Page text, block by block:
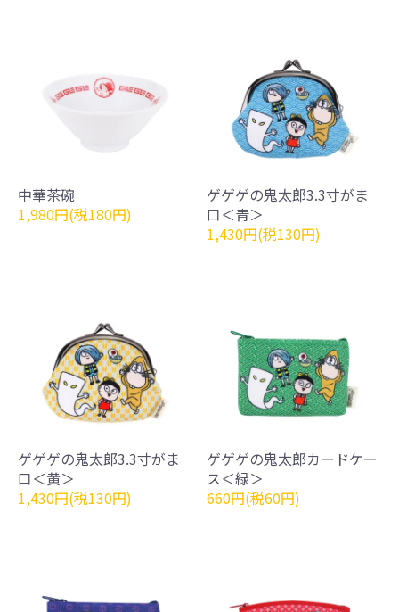
中華茶碗
1,980円(税180円)
ゲゲゲの鬼太郎3.3寸がま
口＜青＞
1,430円(税130円)
ゲゲゲの鬼太郎3.3寸がま
口＜黄＞
1,430円(税130円)
ゲゲゲの鬼太郎カードケー
ス＜緑＞
660円(税60円)